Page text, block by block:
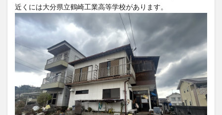
近くには大分県立鶴崎工業高等学校があります。
リンクスクエア
レトロ
レンタサイクル
中央町
中津市 中華料理
佐伯市ランチ 佐賀関
体験レポ
保護猫
催事 公園 冬 初詣
別府
別府市
別府観光 古国府 古墳
古物
古着
台湾料理 和定食 和菓子
和食
国東市
地獄めぐり 城島高原パーク
壁画
夏祭り
外貨両替機
大分みなと祭り